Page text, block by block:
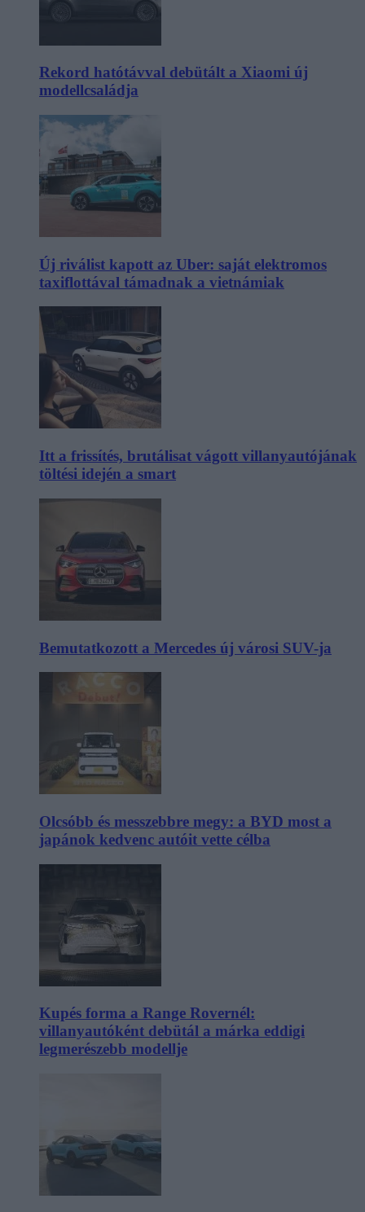
Rekord hatótávval debütált a Xiaomi új
modellcsaládja
Új riválist kapott az Uber: saját elektromos
taxiflottával támadnak a vietnámiak
Itt a frissítés, brutálisat vágott villanyautójának
töltési idején a smart
Bemutatkozott a Mercedes új városi SUV-ja
Olcsóbb és messzebbre megy: a BYD most a
japánok kedvenc autóit vette célba
Kupés forma a Range Rovernél:
villanyautóként debütál a márka eddigi
legmerészebb modellje